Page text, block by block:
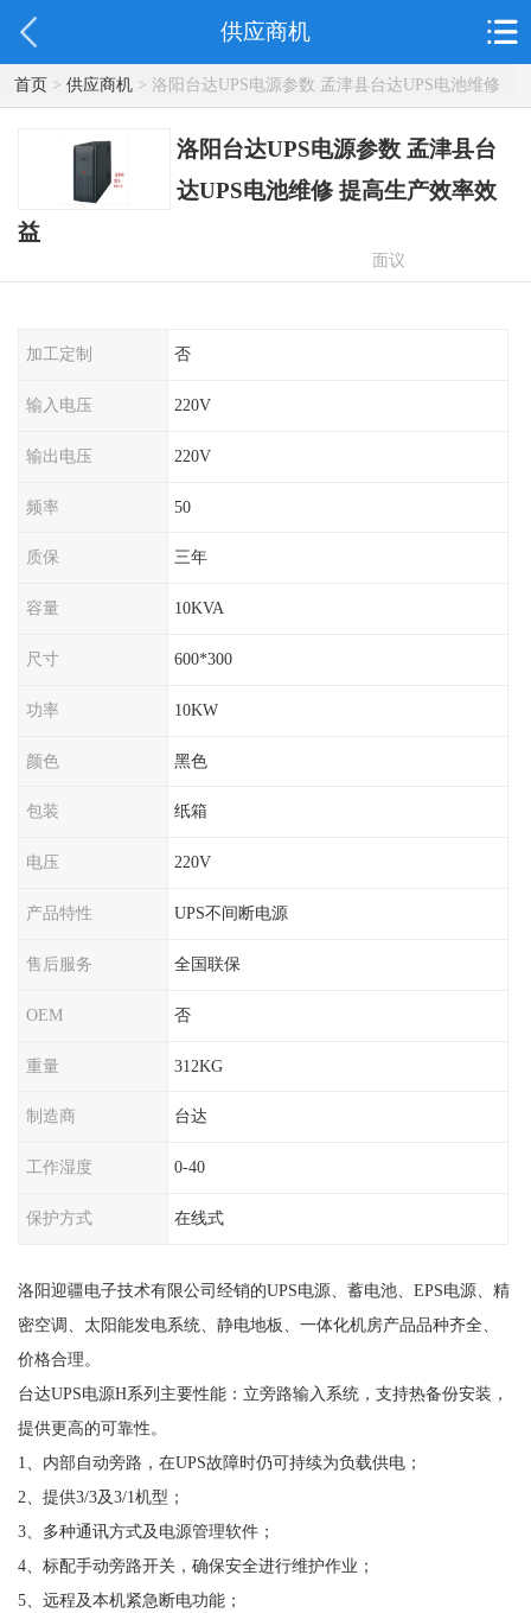
供应商机
首页> 供应商机> 洛阳台达UPS电源参数 孟津县台达UPS电池维修
提高生产效率效益
洛阳台达UPS电源参数 孟津县台
达UPS电池维修 提高生产效率效
益
面议
加工定制 否
输入电压 220V
输出电压 220V
频率 50
质保 三年
容量 10KVA
尺寸 600*300
功率 10KW
颜色 黑色
包装 纸箱
电压 220V
产品特性 UPS不间断电源
售后服务 全国联保
OEM 否
重量 312KG
制造商 台达
工作湿度 0-40
保护方式 在线式
洛阳迎疆电子技术有限公司经销的UPS电源、蓄电池、EPS电源、精
密空调、太阳能发电系统、静电地板、一体化机房产品品种齐全、
价格合理。
台达UPS电源H系列主要性能：立旁路输入系统，支持热备份安装，
提供更高的可靠性。
1、内部自动旁路，在UPS故障时仍可持续为负载供电；
2、提供3/3及3/1机型；
3、多种通讯方式及电源管理软件；
4、标配手动旁路开关，确保安全进行维护作业；
5、远程及本机紧急断电功能；